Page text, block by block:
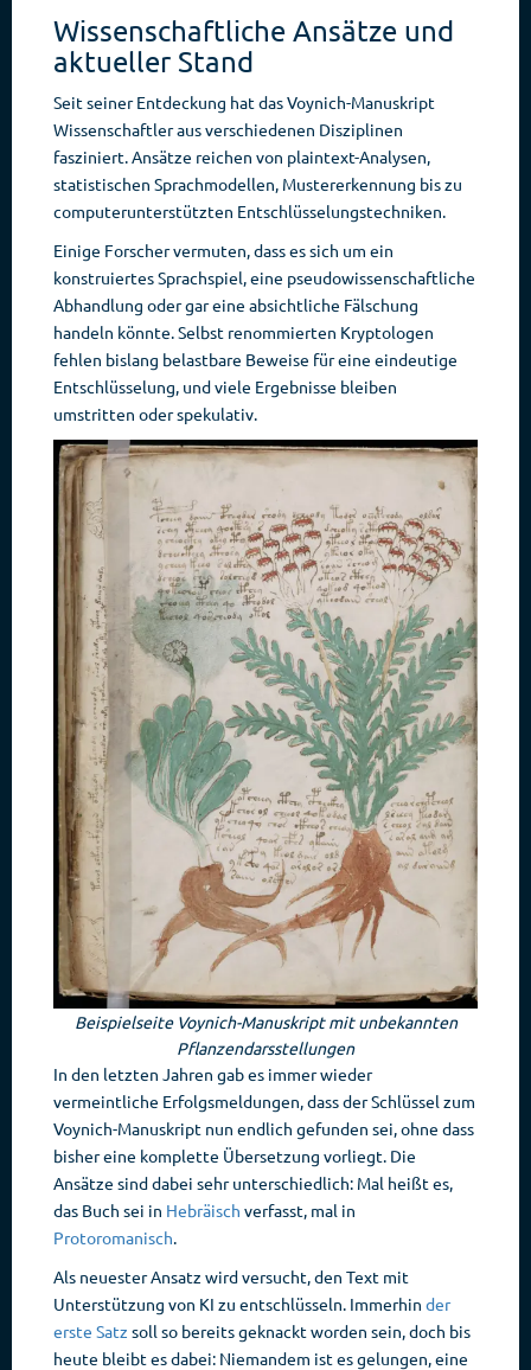
Wissenschaftliche Ansätze und
aktueller Stand
Seit seiner Entdeckung hat das Voynich-Manuskript
Wissenschaftler aus verschiedenen Disziplinen
fasziniert. Ansätze reichen von plaintext-Analysen,
statistischen Sprachmodellen, Mustererkennung bis zu
computerunterstützten Entschlüsselungstechniken.
Einige Forscher vermuten, dass es sich um ein
konstruiertes Sprachspiel, eine pseudowissenschaftliche
Abhandlung oder gar eine absichtliche Fälschung
handeln könnte. Selbst renommierten Kryptologen
fehlen bislang belastbare Beweise für eine eindeutige
Entschlüsselung, und viele Ergebnisse bleiben
umstritten oder spekulativ.
Beispielseite Voynich-Manuskript mit unbekannten
Pflanzendarsstellungen
In den letzten Jahren gab es immer wieder
vermeintliche Erfolgsmeldungen, dass der Schlüssel zum
Voynich-Manuskript nun endlich gefunden sei, ohne dass
bisher eine komplette Übersetzung vorliegt. Die
Ansätze sind dabei sehr unterschiedlich: Mal heißt es,
das Buch sei in Hebräisch verfasst, mal in
Protoromanisch.
Als neuester Ansatz wird versucht, den Text mit
Unterstützung von KI zu entschlüsseln. Immerhin der
erste Satz soll so bereits geknackt worden sein, doch bis
heute bleibt es dabei: Niemandem ist es gelungen, eine